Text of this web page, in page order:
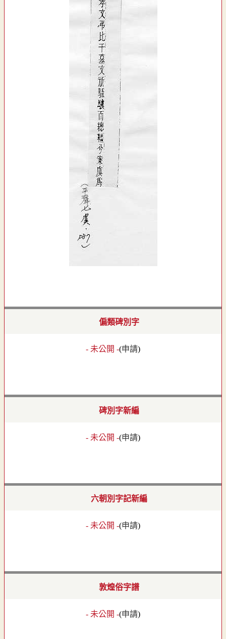
偏類碑別字
- 未公開 -(申請)
碑別字新編
- 未公開 -(申請)
六朝別字記新編
- 未公開 -(申請)
敦煌俗字譜
- 未公開 -(申請)